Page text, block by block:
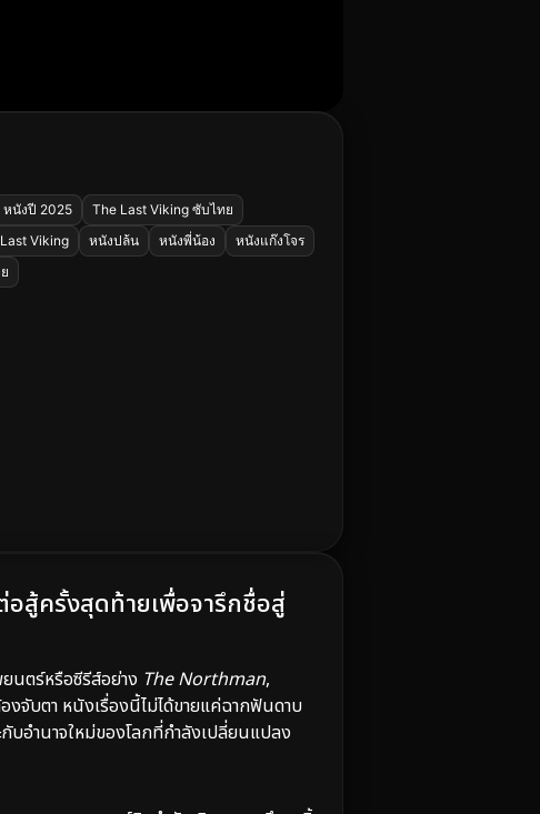
หนังปี 2025
The Last Viking ซับไทย
Viking หนังปล้น หนังพี่น้อง
หนังแก๊งโจร
สู้ครั้งสุดท้ายเพื่อจารึกชื่อสู่
นตร์หรือซีรีส์อย่าง The Northman,
จับตา หนังเรื่องนี้ไม่ได้ขายแค่ฉากฟันดาบ
กับอำนาจใหม่ของโลกที่กำลังเปลี่ยนแปลง